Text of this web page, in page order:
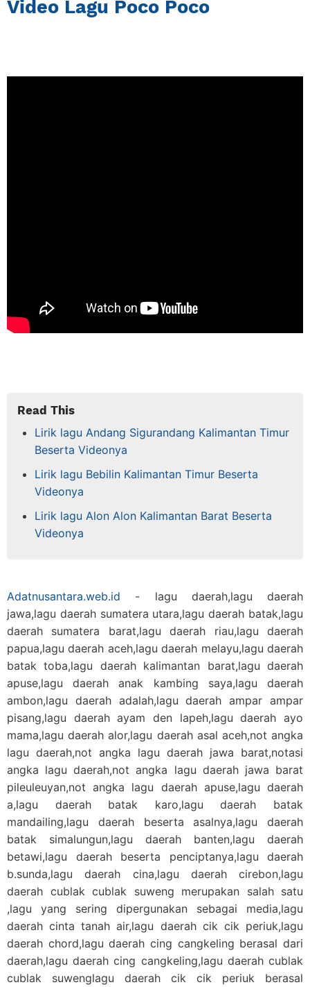
Video Lagu Poco Poco
Read This
Lirik lagu Andang Sigurandang Kalimantan Timur
Beserta Videonya
Lirik lagu Bebilin Kalimantan Timur Beserta
Videonya
Lirik lagu Alon Alon Kalimantan Barat Beserta
Videonya
Adatnusantara.web.id - lagu daerah,lagu daerah
jawa,lagu daerah sumatera utara,lagu daerah batak,lagu
daerah sumatera barat,lagu daerah riau,lagu daerah
papua,lagu daerah aceh,lagu daerah melayu,lagu daerah
batak toba,lagu daerah kalimantan barat,lagu daerah
apuse,lagu daerah anak kambing saya,lagu daerah
ambon,lagu daerah adalah,lagu daerah ampar ampar
pisang,lagu daerah ayam den lapeh,lagu daerah ayo
mama,lagu daerah alor,lagu daerah asal aceh,not angka
lagu daerah,not angka lagu daerah jawa barat,notasi
angka lagu daerah,not angka lagu daerah jawa barat
pileuleuyan,not angka lagu daerah apuse,lagu daerah
a,lagu daerah batak karo,lagu daerah batak
mandailing,lagu daerah beserta asalnya,lagu daerah
batak simalungun,lagu daerah banten,lagu daerah
betawi,lagu daerah beserta penciptanya,lagu daerah
b.sunda,lagu daerah cina,lagu daerah cirebon,lagu
daerah cublak cublak suweng merupakan salah satu
,lagu yang sering dipergunakan sebagai media,lagu
daerah cinta tanah air,lagu daerah cik cik periuk,lagu
daerah chord,lagu daerah cing cangkeling berasal dari
daerah,lagu daerah cing cangkeling,lagu daerah cublak
cublak suwenglagu daerah cik cik periuk berasal